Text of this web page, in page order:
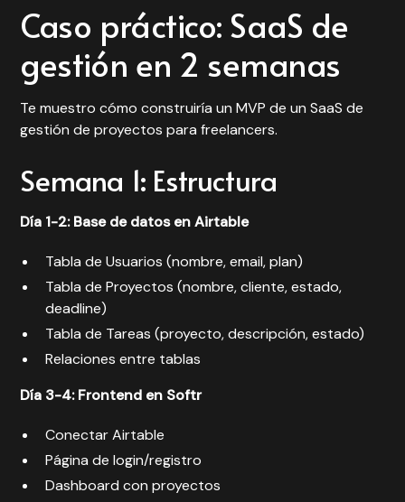
Caso práctico: SaaS de
gestión en 2 semanas
Te muestro cómo construiría un MVP de un SaaS de
gestión de proyectos para freelancers.
Semana 1: Estructura
Día 1-2: Base de datos en Airtable
Tabla de Usuarios (nombre, email, plan)
Tabla de Proyectos (nombre, cliente, estado,
deadline)
Tabla de Tareas (proyecto, descripción, estado)
Relaciones entre tablas
Día 3-4: Frontend en Softr
Conectar Airtable
Página de login/registro
Dashboard con proyectos